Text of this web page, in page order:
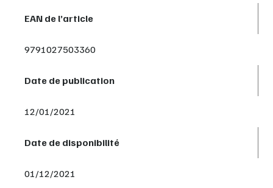
EAN de l’article
9791027503360
Date de publication
12/01/2021
Date de disponibilité
01/12/2021